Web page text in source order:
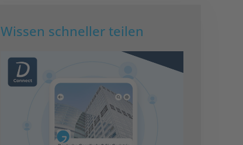
Wissen schneller teilen